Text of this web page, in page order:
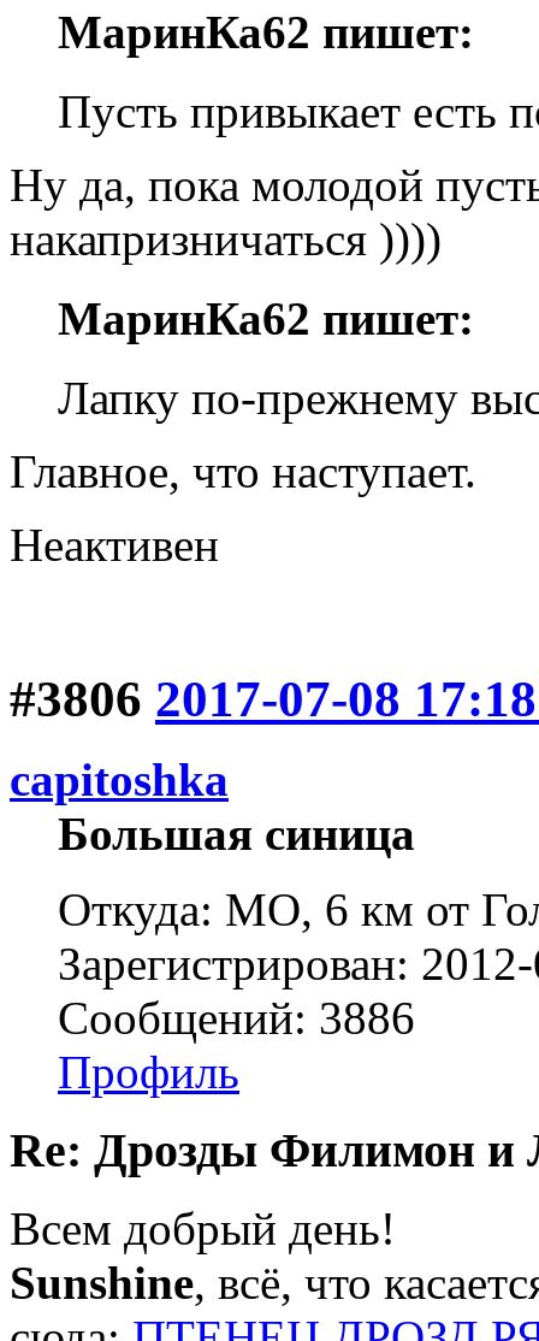
МаринКа62 пишет:
Пусть привыкает есть
Ну да, пока молодой
накапризничаться ))))
МаринКа62 пишет:
Лапку по-прежнему
Главное, что наступает.
Неактивен
#3806 2017-07-08
capitoshka
Большая синица
Откуда: МО, 6 км от
Зарегистрирован:
Сообщений: 3886
Профиль
Re: Дрозды Филимон и
Всем добрый день!
Sunshine, всё, что